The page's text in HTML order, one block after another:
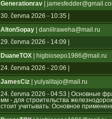
Generationrav |
30. června 2026 - 10:35 |
AltonSopay | daniilraweha@mail.ru
29. června 2026 - 14:09 |
DuaneTOX | higbiosepo1986@mail.ru
24. června 2026 - 20:06 |
JamesCiz | yulyalitajo@mail.ru
24. června 2026 - 04:53 | Основные
мм - для строительства
стоит учитывать: Основное